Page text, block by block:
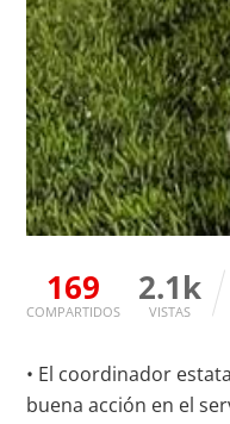
169
COMPARTIDOS
2.1k
VISTAS
• El coordinador
buena acción en el